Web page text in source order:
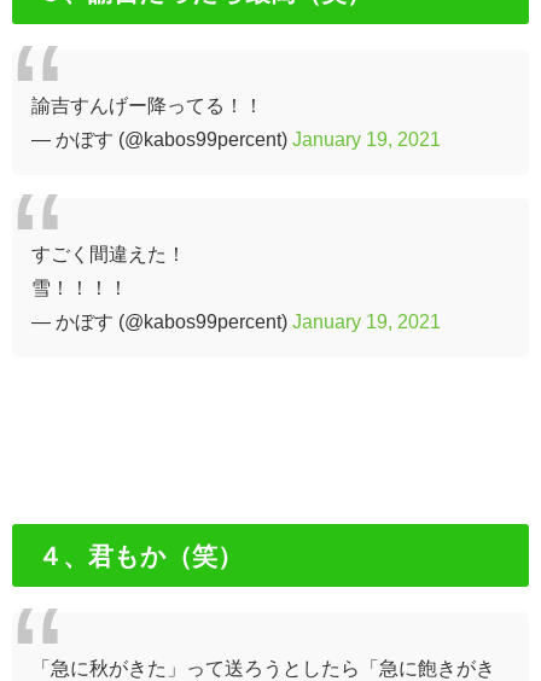
諭吉すんげー降ってる！！
— かぼす (@kabos99percent) January 19, 2021
すごく間違えた！
雪！！！！
— かぼす (@kabos99percent) January 19, 2021
４、君もか（笑）
「急に秋がきた」って送ろうとしたら「急に飽きがき